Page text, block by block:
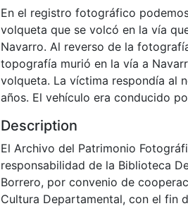
En el registro fotográfico
volqueta que se volcó en la vía
Navarro. Al reverso de la
topografía murió en la vía a
volqueta. La víctima respondía al
años. El vehículo era conducido
Description
El Archivo del Patrimonio
responsabilidad de la Biblioteca
Borrero, por convenio de
Cultura Departamental, con el fin